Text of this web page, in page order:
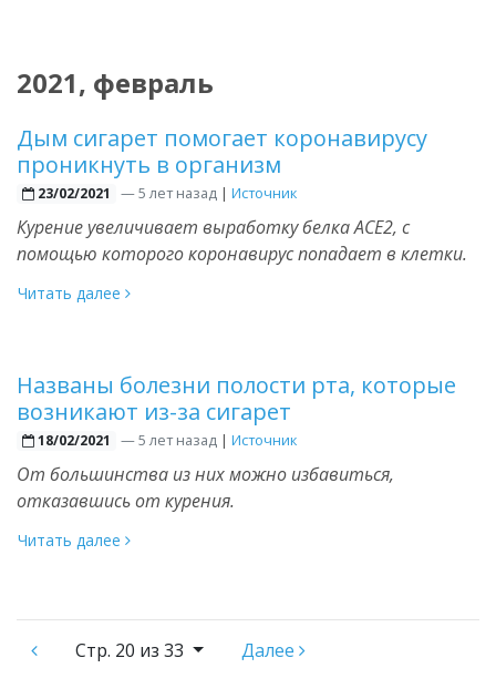
2021, февраль
Дым сигарет помогает коронавирусу
проникнуть в организм
23/02/2021 —5 лет назад | Источник
Курение увеличивает выработку белка ACE2, с
помощью которого коронавирус попадает в клетки.
Читать далее
Названы болезни полости рта, которые
возникают из-за сигарет
18/02/2021 —5 лет назад | Источник
От большинства из них можно избавиться,
отказавшись от курения.
Читать далее
Стр. 20 из 33 Далее